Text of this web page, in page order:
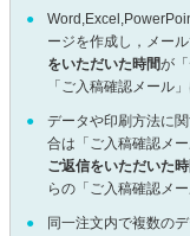
ージを作成し，メー
をいただいた時間が
「ご入稿確認メール
データや印刷方法に
合は「ご入稿確認メ
ご返信をいただいた
らの「ご入稿確認メ
同一注文内で複数の